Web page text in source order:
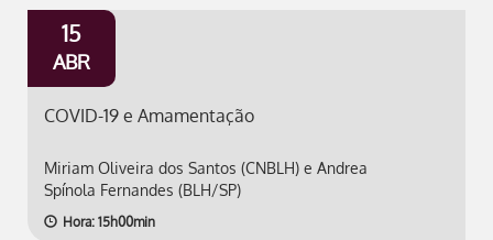
15
ABR
COVID-19 e Amamentação
Miriam Oliveira dos Santos (CNBLH) e Andrea
Spínola Fernandes (BLH/SP)
Hora: 15h00min